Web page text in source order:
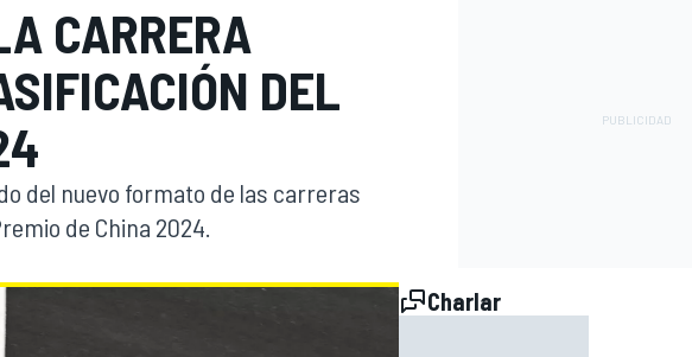
CARRERA
DEL
del nuevo formato de las carreras
de China 2024.
Charlar